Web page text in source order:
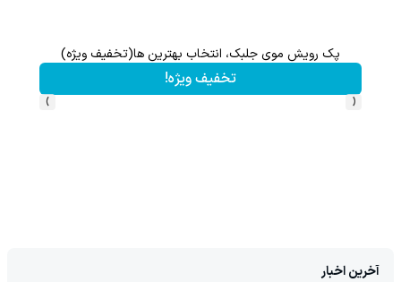
پک رویش موی جلبک، انتخاب بهترین ها(تخفیف ویژه)
تخفیف ویژه!
‹
›
آخرین اخبار